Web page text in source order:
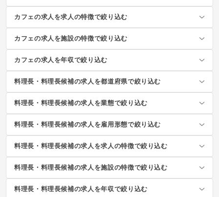
カフェの求人を求人の特徴で絞り込む
カフェの求人を施設の特徴で絞り込む
カフェの求人を年収で絞り込む
料理長・料理長候補の求人を都道府県で絞り込む
料理長・料理長候補の求人を業態で絞り込む
料理長・料理長候補の求人を雇用形態で絞り込む
料理長・料理長候補の求人を求人の特徴で絞り込む
料理長・料理長候補の求人を施設の特徴で絞り込む
料理長・料理長候補の求人を年収で絞り込む